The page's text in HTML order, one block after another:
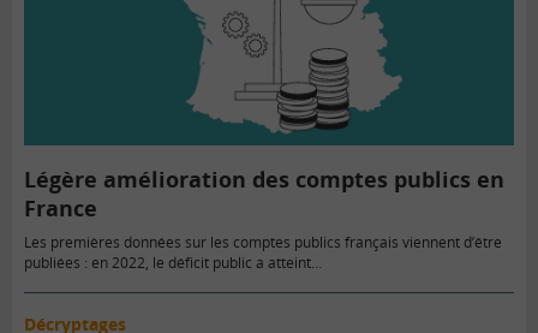
Légère amélioration des comptes publics en
France
Les premières données sur les comptes publics français viennent d’être
publiées : en 2022, le déficit public a atteint…
Décryptages